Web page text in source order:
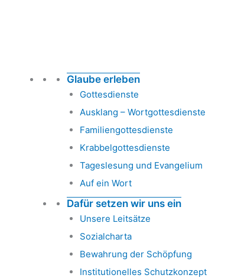
Glaube erleben
Gottesdienste
Ausklang – Wortgottesdienste
Familiengottesdienste
Krabbelgottesdienste
Tageslesung und Evangelium
Auf ein Wort
Dafür setzen wir uns ein
Unsere Leitsätze
Sozialcharta
Bewahrung der Schöpfung
Institutionelles Schutzkonzept